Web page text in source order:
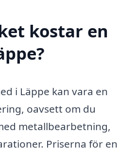
kostar en
i Läppe kan vara en
oavsett om du
metallbearbetning,
Priserna för en